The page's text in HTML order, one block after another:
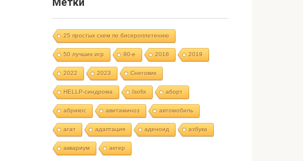
Метки
25 простых схем по бисероплетению
50 лучших игр 90-е 2018 2019
2022 2023 Cнеговик
HELLP-синдрома Isofix аборт
абрикос авитаминоз автомобиль
агат адаптация аденоид азбука
аквариум актер